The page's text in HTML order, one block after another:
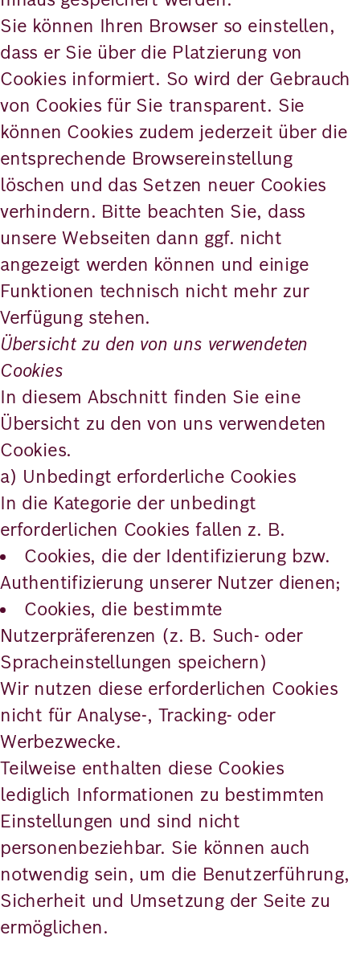
Sie können Ihren Browser so einstellen,
dass er Sie über die Platzierung von
Cookies informiert. So wird der Gebrauch
von Cookies für Sie transparent. Sie
können Cookies zudem jederzeit über die
entsprechende Browsereinstellung
löschen und das Setzen neuer Cookies
verhindern. Bitte beachten Sie, dass
unsere Webseiten dann ggf. nicht
angezeigt werden können und einige
Funktionen technisch nicht mehr zur
Verfügung stehen.
Übersicht zu den von uns verwendeten
Cookies
In diesem Abschnitt finden Sie eine
Übersicht zu den von uns verwendeten
Cookies.
a) Unbedingt erforderliche Cookies
In die Kategorie der unbedingt
erforderlichen Cookies fallen z. B.
Cookies, die der Identifizierung bzw.
Authentifizierung unserer Nutzer dienen;
Cookies, die bestimmte
Nutzerpräferenzen (z. B. Such- oder
Spracheinstellungen speichern)
Wir nutzen diese erforderlichen Cookies
nicht für Analyse-, Tracking- oder
Werbezwecke.
Teilweise enthalten diese Cookies
lediglich Informationen zu bestimmten
Einstellungen und sind nicht
personenbeziehbar. Sie können auch
notwendig sein, um die Benutzerführung,
Sicherheit und Umsetzung der Seite zu
ermöglichen.